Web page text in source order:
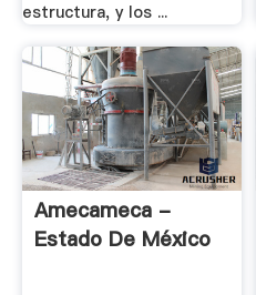
estructura, y los ...
Amecameca -
Estado De México